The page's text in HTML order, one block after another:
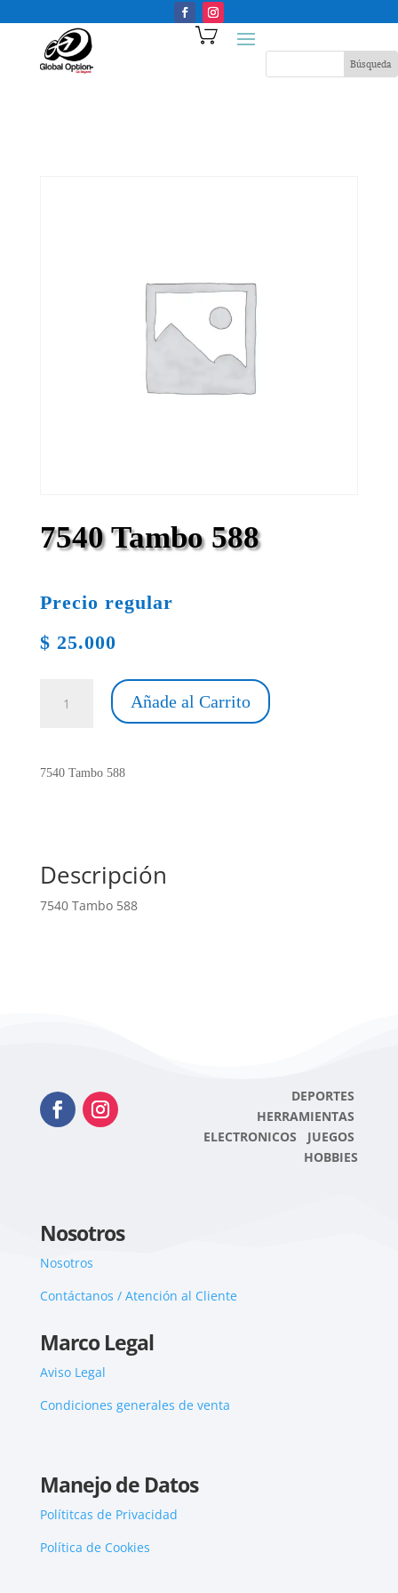
7540 Tambo 588
Precio regular
$ 25.000
Tambo
Añade al Carrito
7540 Tambo 588
Descripción
7540 Tambo 588
DEPORTES
HERRAMIENTAS
ELECTRONICOS JUEGOS
HOBBIES
Nosotros
Nosotros
Contáctanos / Atención al Cliente
Marco Legal
Aviso Legal
Condiciones generales de venta
Manejo de Datos
Polítitcas de Privacidad
Política de Cookies